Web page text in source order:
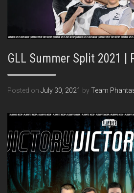
GLL Summer Split 2021 |
Posted on July 30, 2021 by Team